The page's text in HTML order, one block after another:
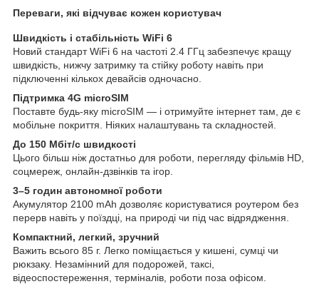
Переваги, які відчуває кожен користувач
Швидкість і стабільність WiFi 6
Новий стандарт WiFi 6 на частоті 2.4 ГГц забезпечує кращу
швидкість, нижчу затримку та стійку роботу навіть при
підключенні кількох девайсів одночасно.
Підтримка 4G microSIM
Поставте будь-яку microSIM — і отримуйте інтернет там, де є
мобільне покриття. Ніяких налаштувань та складностей.
До 150 Мбіт/с швидкості
Цього більш ніж достатньо для роботи, перегляду фільмів HD,
соцмереж, онлайн-дзвінків та ігор.
3–5 годин автономної роботи
Акумулятор 2100 mAh дозволяє користуватися роутером без
перерв навіть у поїздці, на природі чи під час відрядження.
Компактний, легкий, зручний
Важить всього 85 г. Легко поміщається у кишені, сумці чи
рюкзаку. Незамінний для подорожей, таксі,
відеоспостереження, терміналів, роботи поза офісом.